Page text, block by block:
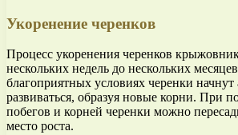
Укоренение черенков
Процесс укоренения черенков
нескольких недель до нескольких
благоприятных условиях черенки начнут
развиваться, образуя новые корни. При
побегов и корней черенки можно
место роста.